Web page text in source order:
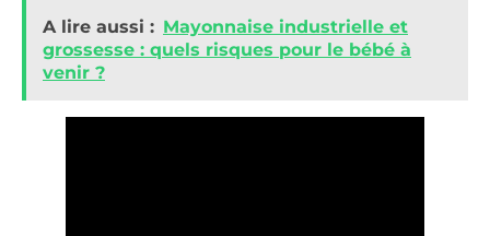
A lire aussi : Mayonnaise industrielle et
grossesse : quels risques pour le bébé à
venir ?